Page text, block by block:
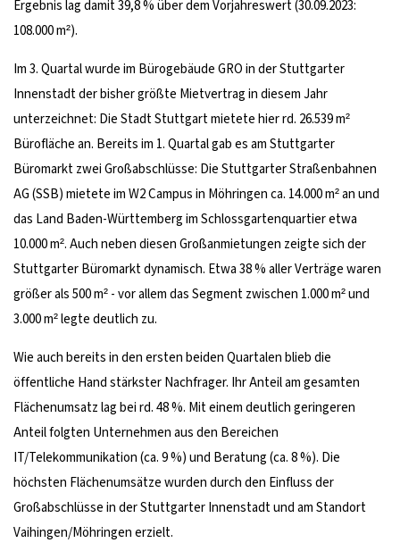
Ergebnis lag damit 39,8 % über dem Vorjahreswert (30.09.2023:
108.000 m²).
Im 3. Quartal wurde im Bürogebäude GRO in der Stuttgarter
Innenstadt der bisher größte Mietvertrag in diesem Jahr
unterzeichnet: Die Stadt Stuttgart mietete hier rd. 26.539 m²
Bürofläche an. Bereits im 1. Quartal gab es am Stuttgarter
Büromarkt zwei Großabschlüsse: Die Stuttgarter Straßenbahnen
AG (SSB) mietete im W2 Campus in Möhringen ca. 14.000 m² an und
das Land Baden-Württemberg im Schlossgartenquartier etwa
10.000 m². Auch neben diesen Großanmietungen zeigte sich der
Stuttgarter Büromarkt dynamisch. Etwa 38 % aller Verträge waren
größer als 500 m² - vor allem das Segment zwischen 1.000 m² und
3.000 m² legte deutlich zu.
Wie auch bereits in den ersten beiden Quartalen blieb die
öffentliche Hand stärkster Nachfrager. Ihr Anteil am gesamten
Flächenumsatz lag bei rd. 48 %. Mit einem deutlich geringeren
Anteil folgten Unternehmen aus den Bereichen
IT/Telekommunikation (ca. 9 %) und Beratung (ca. 8 %). Die
höchsten Flächenumsätze wurden durch den Einfluss der
Großabschlüsse in der Stuttgarter Innenstadt und am Standort
Vaihingen/Möhringen erzielt.